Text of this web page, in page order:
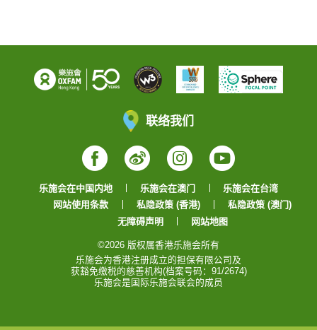
联络我们
Facebook
WeiboInstagram
YouTube
乐施会在中国内地 乐施会在澳门
乐施会在台湾
网站使用条款
私隐政策 (香港)
私隐政策 (澳门)
无障碍声明
网站地图
©2026 版权属香港乐施会所有
乐施会为香港注册成立的担保有限公司及
获豁免缴税的慈善机构(档案号码：91/2674)
乐施会是国际乐施会联会的成员